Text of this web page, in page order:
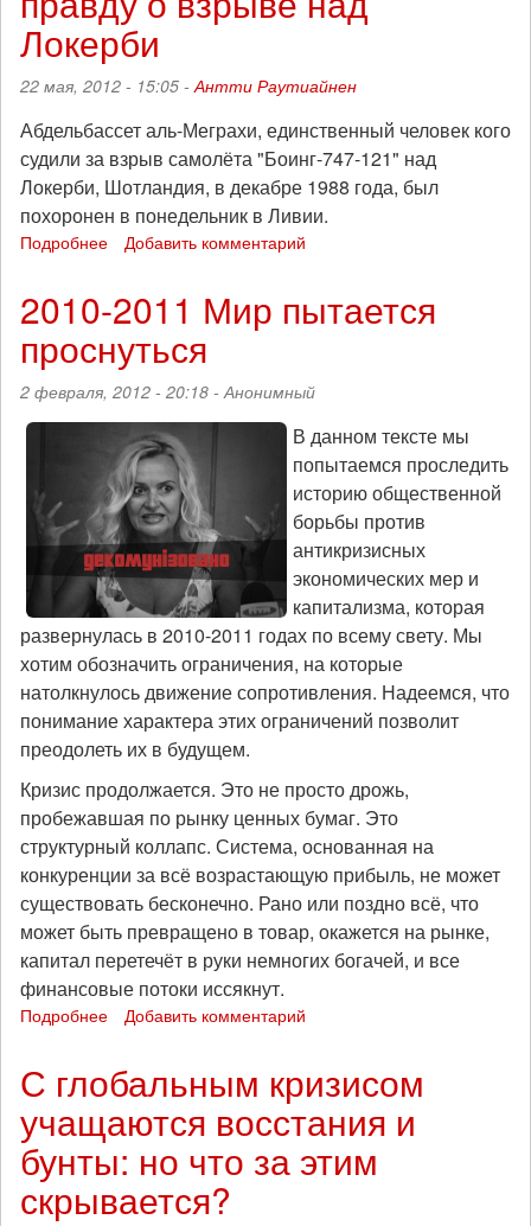
Локерби
22 мая, 2012 - 15:05 -Антти Раутиайнен
Абдельбассет аль-Меграхи, единственный человек кого
судили за взрыв самолёта "Боинг-747-121" над
Локерби, Шотландия, в декабре 1988 года, был
похоронен в понедельник в Ливии.
Подробнее
аль-
все
меньше
узнать
правду
о
взрыве
над
Локерби
Добавить комментарий
2010-2011 Мир пытается
проснуться
2 февраля, 2012 - 20:18 -Анонимный
В данном тексте мы
попытаемся проследить
историю общественной
борьбы против
антикризисных
экономических мер и
капитализма, которая
развернулась в 2010-2011 годах по всему свету. Мы
хотим обозначить ограничения, на которые
натолкнулось движение сопротивления. Надеемся, что
понимание характера этих ограничений позволит
преодолеть их в будущем.
Кризис продолжается. Это не просто дрожь,
пробежавшая по рынку ценных бумаг. Это
структурный коллапс. Система, основанная на
конкуренции за всё возрастающую прибыль, не может
существовать бесконечно. Рано или поздно всё, что
может быть превращено в товар, окажется на рынке,
капитал перетечёт в руки немногих богачей, и все
финансовые потоки иссякнут.
Подробнее
Мир
проснуться
Добавить комментарий
С глобальным кризисом
учащаются восстания и
бунты: но что за этим
скрывается?